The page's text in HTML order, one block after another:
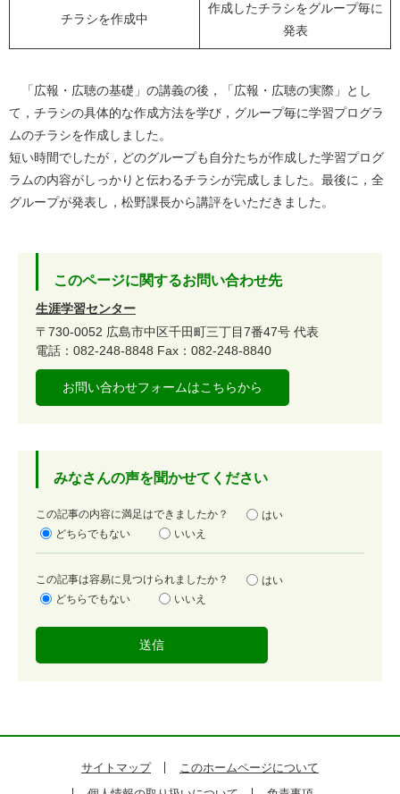
チラシを作成中
作成したチラシをグループ毎に
発表
「広報・広聴の基礎」の講義の後，「広報・広聴の実際」とし
て，チラシの具体的な作成方法を学び，グループ毎に学習プログラ
ムのチラシを作成しました。
短い時間でしたが，どのグループも自分たちが作成した学習プログ
ラムの内容がしっかりと伝わるチラシが完成しました。最後に，全
グループが発表し，松野課長から講評をいただきました。
このページに関するお問い合わせ先
生涯学習センター
〒730-0052 広島市中区千田町三丁目7番47号 代表
電話：082-248-8848 Fax：082-248-8840
お問い合わせフォームはこちらから
みなさんの声を聞かせてください
満
足
この記事の内容に満足はできましたか？
はい
どちらでもない
いいえ
容
易
この記事は容易に見つけられましたか？
はい
どちらでもない
いいえ
サイトマップ
このホームページについて